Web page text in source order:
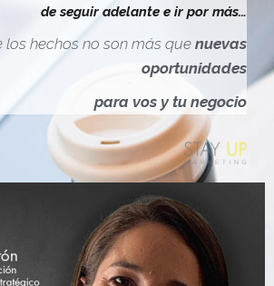
G
I
Ó
N
de seguir adelante e ir por más…
los hechos no son más que nuevas
oportunidades
para vos y tu negocio